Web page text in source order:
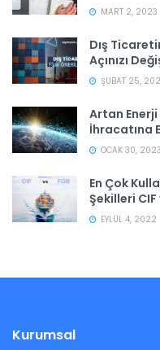
MART 2, 2023
Dış
Açınızı
ŞUBAT 25,
Artan
İhracatına
OCAK 30, 2023
En Çok
Şekilleri CIF
EYLÜL 4, 2022
Kurumsal